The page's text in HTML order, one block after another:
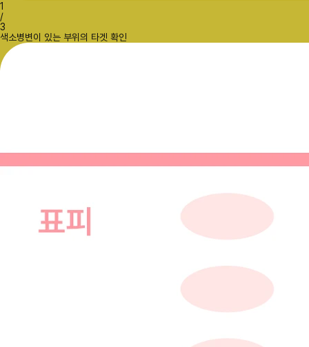
1
/
3
색소병변이 있는 부위의 타겟 확인